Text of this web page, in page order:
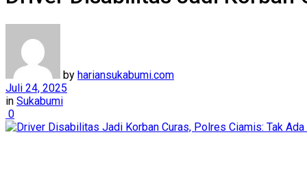
by hariansukabumi.com
Juli 24, 2025
in Sukabumi
0